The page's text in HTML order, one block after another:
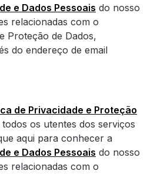
e Dados Pessoais do nosso
relacionadas com o
Proteção de Dados,
do endereço de email
de Privacidade e Proteção
os utentes dos serviços
aqui para conhecer a
e Dados Pessoais do nosso
relacionadas com o